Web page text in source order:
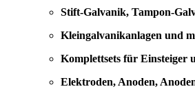
Stift-Galvanik, Tampon-
Kleingalvanikanlagen und
Komplettsets für Einsteiger
Elektroden, Anoden,